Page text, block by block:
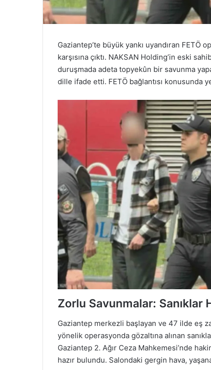
Gaziantep’te büyük yankı uyandıran
karşısına çıktı. NAKSAN Holding’in eski
duruşmada adeta topyekûn bir savunma
dille ifade etti. FETÖ bağlantısı konusunda
Zorlu Savunmalar: Sanıklar
Gaziantep merkezli başlayan ve 47 ilde eş
yönelik operasyonda gözaltına alınan
Gaziantep 2. Ağır Ceza Mahkemesi’nde
hazır bulundu. Salondaki gergin hava,